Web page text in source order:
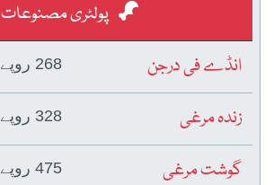
پولٹری مصنوعات
انڈے فی درجن
268 روپے
زندہ مرغی 328 روپے
گوشت مرغی 475 روپے